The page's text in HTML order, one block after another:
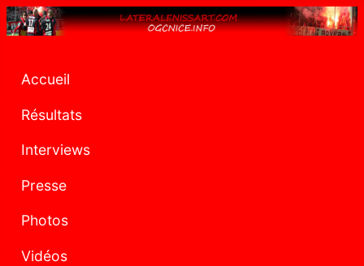
Accueil
Résultats
Interviews
Presse
Photos
Vidéos